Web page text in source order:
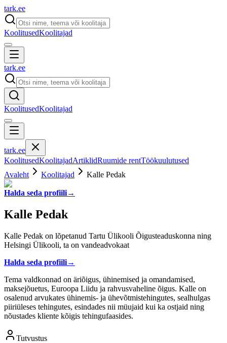
tark.ee
KoolitusedKoolitajad
tark.ee
KoolitusedKoolitajad
tark.ee
KoolitusedKoolitajadArtiklidRuumide rentTöökuulutused
Avaleht
Koolitajad Kalle Pedak
Halda seda profiili→
Kalle Pedak
Kalle Pedak on lõpetanud Tartu Ülikooli Õigusteaduskonna ning
Helsingi Ülikooli, ta on vandeadvokaat
Halda seda profiili→
Tema valdkonnad on äriõigus, ühinemised ja omandamised,
maksejõuetus, Euroopa Liidu ja rahvusvaheline õigus. Kalle on
osalenud arvukates ühinemis- ja ühevõtmistehingutes, sealhulgas
piiriüleses tehingutes, esindades nii müujaid kui ka ostjaid ning
nõustades kliente kõigis tehingufaasides.
Tutvustus